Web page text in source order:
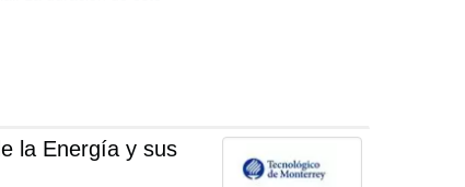
la Energía y sus